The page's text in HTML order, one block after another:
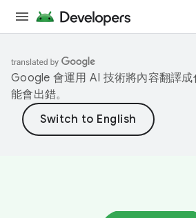
Google 會運用 AI 技術將內容翻譯
能會出錯。